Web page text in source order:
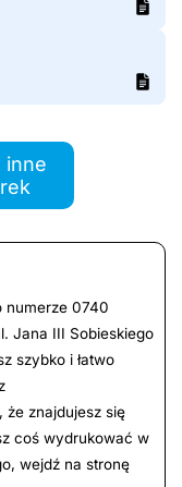
inne
numerze 0740
Jana III Sobieskiego
szybko i łatwo
że znajdujesz się
coś wydrukować w
wejdź na stronę